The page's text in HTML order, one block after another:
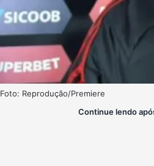
Foto: Reprodução/Premiere
Continue lendo